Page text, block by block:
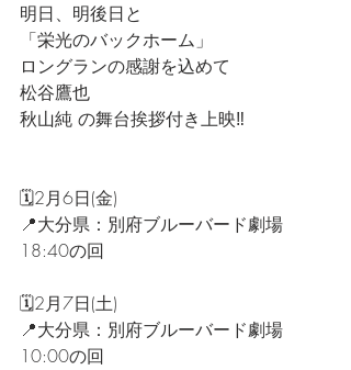
明日、明後日と
「栄光のバックホーム」
ロングランの感謝を込めて
松谷鷹也
秋山純 の舞台挨拶付き上映‼️
🗓️2月6日(金)
📍大分県：別府ブルーバード劇場
18:40の回
🗓️2月7日(土)
📍大分県：別府ブルーバード劇場
10:00の回